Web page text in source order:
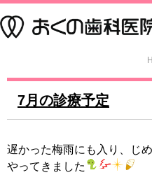
7月の診療予定
遅かった梅雨にも入り、じ
やってきました